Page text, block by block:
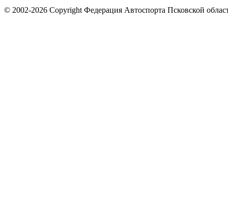
© 2002-2026 Copyright Федерация Автоспорта Псковской